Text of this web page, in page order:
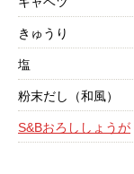
きゅうり
塩
粉末だし（和風）
S&Bおろししょうが